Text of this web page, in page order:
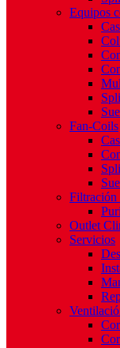
Equipos
Fan-Coils
Outlet
Servicios